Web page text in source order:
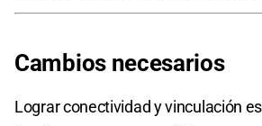
Cambios necesarios
Lograr conectividad y vinculación